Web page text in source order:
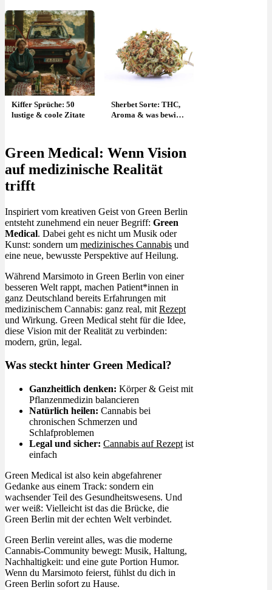
Kiffer Sprüche: 50
lustige & coole Zitate
Sherbet Sorte: THC,
Aroma & was bewirkt
Green Medical: Wenn Vision
auf medizinische Realität
trifft
Inspiriert vom kreativen Geist von Green Berlin
entsteht zunehmend ein neuer Begriff: Green
Medical. Dabei geht es nicht um Musik oder
Kunst: sondern um medizinisches Cannabis und
eine neue, bewusste Perspektive auf Heilung.
Während Marsimoto in Green Berlin von einer
besseren Welt rappt, machen Patient*innen in
ganz Deutschland bereits Erfahrungen mit
medizinischem Cannabis: ganz real, mit Rezept
und Wirkung. Green Medical steht für die Idee,
diese Vision mit der Realität zu verbinden:
modern, grün, legal.
Was steckt hinter Green Medical?
Ganzheitlich denken: Körper & Geist mit
Pflanzenmedizin balancieren
Natürlich heilen: Cannabis bei
chronischen Schmerzen und
Schlafproblemen
Legal und sicher: Cannabis auf Rezept ist
einfach
Green Medical ist also kein abgefahrener
Gedanke aus einem Track: sondern ein
wachsender Teil des Gesundheitswesens. Und
wer weiß: Vielleicht ist das die Brücke, die
Green Berlin mit der echten Welt verbindet.
Green Berlin vereint alles, was die moderne
Cannabis-Community bewegt: Musik, Haltung,
Nachhaltigkeit: und eine gute Portion Humor.
Wenn du Marsimoto feierst, fühlst du dich in
Green Berlin sofort zu Hause.